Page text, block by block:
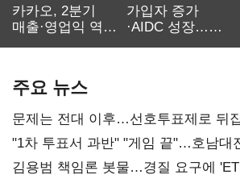
카카오, 2분기
매출·영업익 역대
가입자 증가
·AIDC 성장…
주요 뉴스
문제는 전대 이후…선호투표제로 뒤
불복'
"1차 투표서 과반" "게임 끝"…호남대
김용범 책임론 봇물…경질 요구에